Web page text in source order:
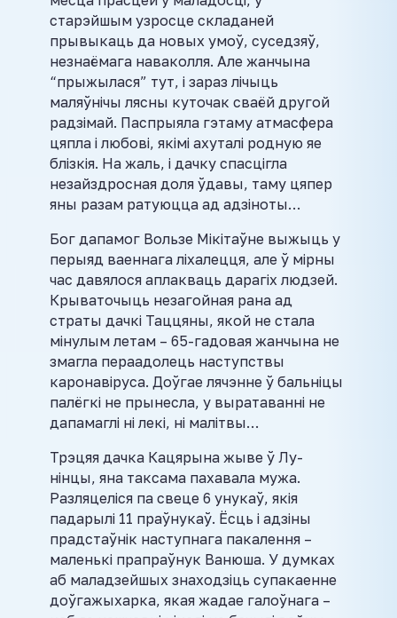
старэйшым узросце складаней
прывыкаць да новых умоў, суседзяў,
незнаёмага наваколля. Але жанчына
“прыжылася” тут, і зараз лічыць
маляўнічы лясны куточак сваёй другой
радзімай. Паспрыяла гэтаму атмасфера
цяпла і любові, якімі ахуталі родную яе
блізкія. На жаль, і дачку спасцігла
незайздросная доля ўдавы, таму цяпер
яны разам ратуюцца ад адзіноты…
Бог дапамог Вользе Мікітаўне выжыць у
перыяд ваеннага ліхалецця, але ў мірны
час давялося аплакваць дарагіх людзей.
Крываточыць незагойная рана ад
страты дачкі Таццяны, якой не стала
мінулым летам – 65-гадовая жанчына не
змагла пераадолець наступствы
каронавіруса. Доўгае лячэнне ў бальніцы
палёгкі не прынесла, у выратаванні не
дапамаглі ні лекі, ні малітвы…
Трэцяя дачка Кацярына жыве ў Лу-
нінцы, яна таксама пахавала мужа.
Разляцеліся па свеце 6 унукаў, якія
падарылі 11 праўнукаў. Ёсць і адзіны
прадстаўнік наступнага пакалення –
маленькі прапраўнук Ванюша. У думках
аб маладзейшых знаходзіць супакаенне
доўгажыхарка, якая жадае галоўнага –